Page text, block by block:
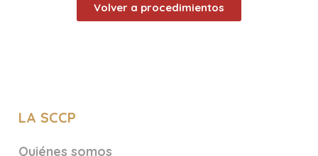
Volver a procedimientos
LA SCCP
Quiénes somos